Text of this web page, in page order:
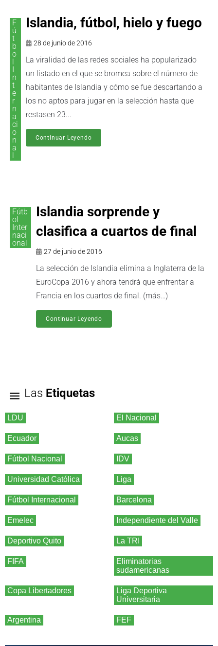
F
ú
t
b
o
n
t
e
r
n
a
ci
o
n
a
Islandia, fútbol, hielo y fuego
28 de junio de 2016
La viralidad de las redes sociales ha popularizado
un listado en el que se bromea sobre el número de
habitantes de Islandia y cómo se fue descartando a
los no aptos para jugar en la selección hasta que
restasen 23...
Continuar Leyendo
Fútb
ol
Inter
naci
onal
Islandia sorprende y
clasifica a cuartos de final
27 de junio de 2016
La selección de Islandia elimina a Inglaterra de la
EuroCopa 2016 y ahora tendrá que enfrentar a
Francia en los cuartos de final. (más…)
Continuar Leyendo
Las Etiquetas
LDU El Nacional
Ecuador Aucas
Fútbol Nacional IDV
Universidad Católica Liga
Fútbol Internacional Barcelona
Emelec Independiente del Valle
Deportivo Quito La TRI
FIFA
Eliminatorias
sudamericanas
Copa Libertadores
Liga Deportiva
Universitaria
Argentina FEF